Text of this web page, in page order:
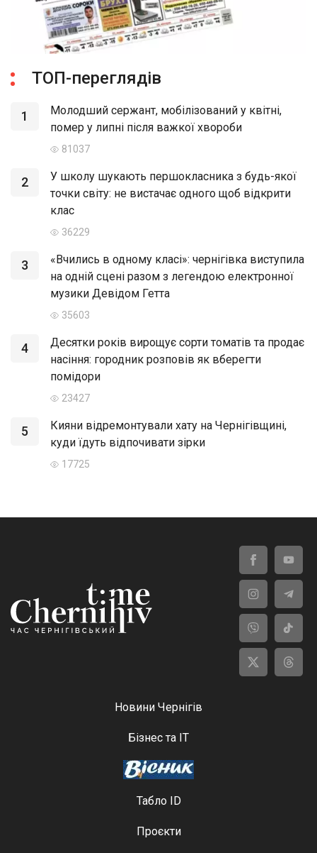
ТОП-переглядів
1
Молодший сержант, мобілізований у квітні,
помер у липні після важкої хвороби
81037
2
У школу шукають першокласника з будь-якої
точки світу: не вистачає одного щоб відкрити
клас
36229
3
«Вчились в одному класі»: чернігівка виступила
на одній сцені разом з легендою електронної
музики Девідом Гетта
35603
4
Десятки років вирощує сорти томатів та продає
насіння: городник розповів як вберегти
помідори
23427
5
Кияни відремонтували хату на Чернігівщині,
куди їдуть відпочивати зірки
17725
Новини Чернігів
Бізнес та ІТ
Табло ID
Проєкти